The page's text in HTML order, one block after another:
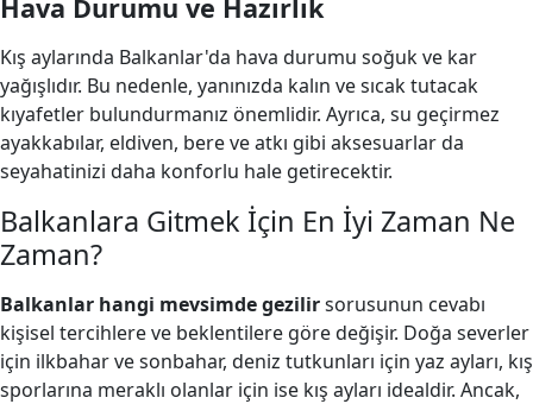
Hava Durumu ve Hazırlık
Kış aylarında Balkanlar'da hava durumu soğuk ve kar
yağışlıdır. Bu nedenle, yanınızda kalın ve sıcak tutacak
kıyafetler bulundurmanız önemlidir. Ayrıca, su geçirmez
ayakkabılar, eldiven, bere ve atkı gibi aksesuarlar da
seyahatinizi daha konforlu hale getirecektir.
Balkanlara Gitmek İçin En İyi Zaman Ne
Zaman?
Balkanlar hangi mevsimde gezilirsorusunun cevabı
kişisel tercihlere ve beklentilere göre değişir. Doğa severler
için ilkbahar ve sonbahar, deniz tutkunları için yaz ayları, kış
sporlarına meraklı olanlar için ise kış ayları idealdir. Ancak,